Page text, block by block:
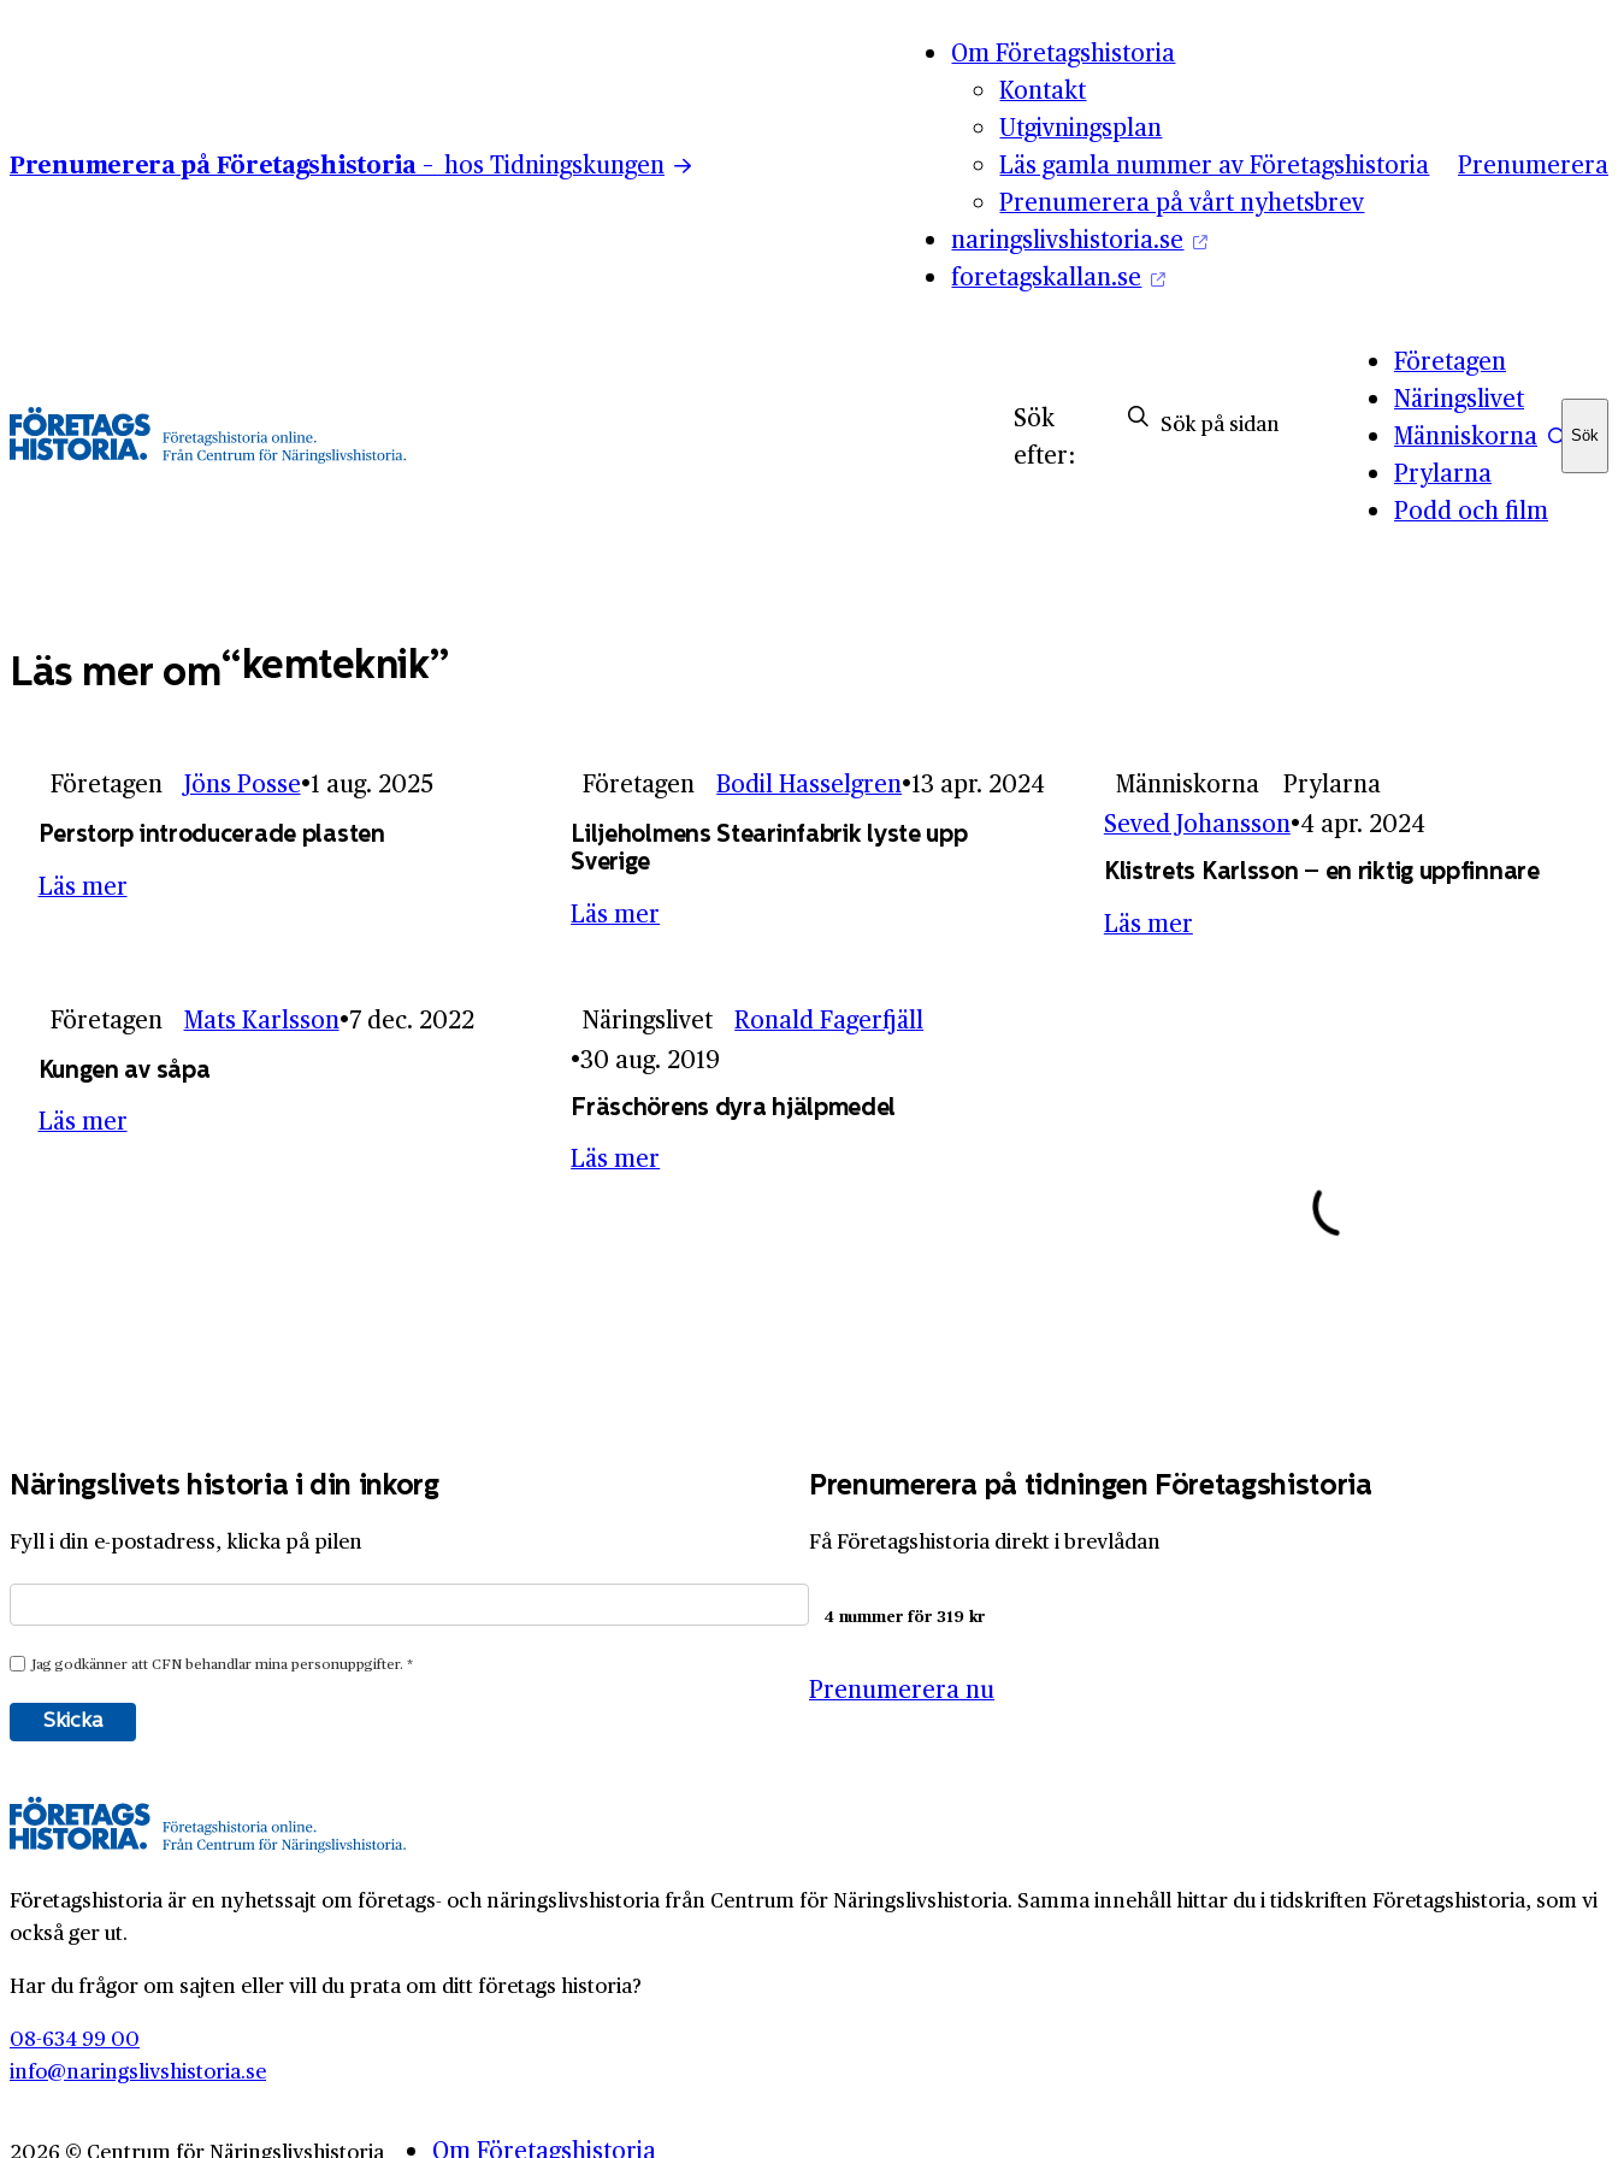
Prenumerera på Företagshistoria – hos Tidningskungen
Om Företagshistoria
Kontakt
Utgivningsplan
Läs gamla nummer av Företagshistoria
Prenumerera på vårt nyhetsbrev
naringslivshistoria.se
foretagskallan.se
Prenumerera
Företagen
Näringslivet
Människorna
Prylarna
Podd och film
Sök
efter:
Sök
Sök
Läs mer om kemteknik
Företagen Jöns Posse 1 aug. 2025
Perstorp introducerade plasten
Läs mer
Företagen Bodil Hasselgren 13 apr. 2024
Liljeholmens Stearinfabrik lyste upp
Sverige
Läs mer
Människorna
Prylarna
Seved Johansson 4 apr. 2024
Klistrets Karlsson – en riktig uppfinnare
Läs mer
Företagen Mats Karlsson 7 dec. 2022
Kungen av såpa
Läs mer
Näringslivet
Ronald Fagerfjäll
30 aug. 2019
Fräschörens dyra hjälpmedel
Läs mer
Näringslivets historia i din inkorg
Fyll i din e-postadress, klicka på pilen
Prenumerera på tidningen Företagshistoria
Få Företagshistoria direkt i brevlådan
4 nummer för 319 kr
Prenumerera nu
Företagshistoria är en nyhetssajt om företags- och näringslivshistoria från Centrum för Näringslivshistoria. Samma innehåll hittar du i tidskriften Företagshistoria, som vi
också ger ut.
Har du frågor om sajten eller vill du prata om ditt företags historia?
08-634 99 00
info@naringslivshistoria.se
2026 © Centrum för Näringslivshistoria Om Företagshistoria